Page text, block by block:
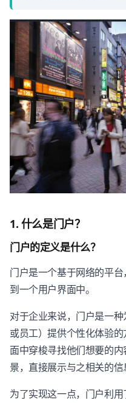
1. 什么是门户？
门户的定义是什么？
门户是一个基于网络的平
到一个用户界面中。
对于企业来说，门户是一
或员工）提供个性化体验
面中穿梭寻找他们想要的
景，直接展示与之相关的信
为了实现这一点，门户利